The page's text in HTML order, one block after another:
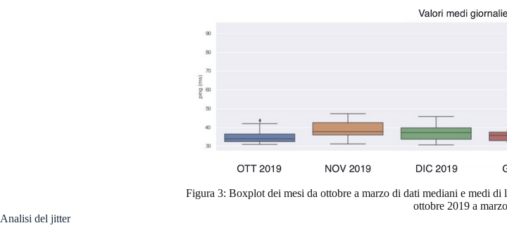
Figura 3: Boxplot dei mesi da ottobre a marzo di dati mediani e medi
ottobre 2019 a
Analisi del jitter